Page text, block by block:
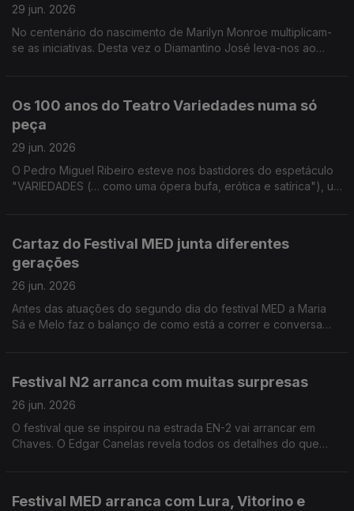
29 jun. 2026
No centenário do nascimento de Marilyn Monroe multiplicam-
se as iniciativas. Desta vez o Diamantino José leva-nos ao
Os 100 anos do Teatro Variedades numa só
peça
29 jun. 2026
O Pedro Miguel Ribeiro esteve nos bastidores do espetáculo
"VARIEDADES (… como uma ópera bufa, erótica e satírica"), um
Cartaz do Festival MED junta diferentes
gerações
26 jun. 2026
Antes das atuações do segundo dia do festival MED a Maria
Sá e Melo faz o balanço de como está a correr e conversa
Festival N2 arranca com muitas surpresas
26 jun. 2026
O festival que se inspirou na estrada EN-2 vai arrancar em
Chaves. O Edgar Canelas revela todos os detalhes do que
Festival MED arranca com Lura, Vitorino e